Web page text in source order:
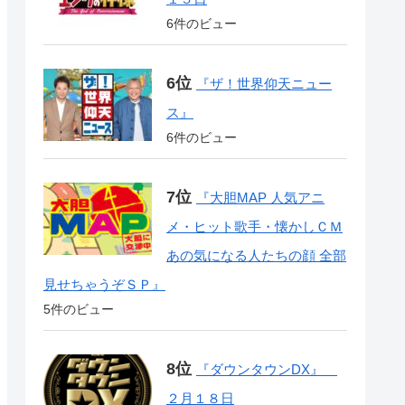
6件のビュー
『ザ！世界仰天ニュー
ス』
6件のビュー
『大胆MAP 人気アニ
メ・ヒット歌手・懐かしＣＭ
あの気になる人たちの顔 全部
見せちゃうぞＳＰ』
5件のビュー
『ダウンタウンDX』
２月１８日